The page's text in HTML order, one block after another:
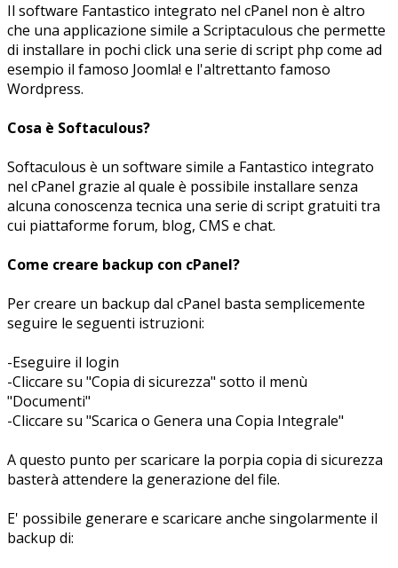
Il software Fantastico integrato nel cPanel non è altro
che una applicazione simile a Scriptaculous che permette
di installare in pochi click una serie di script php come ad
esempio il famoso Joomla! e l'altrettanto famoso
Wordpress.
Cosa è Softaculous?
Softaculous è un software simile a Fantastico integrato
nel cPanel grazie al quale è possibile installare senza
alcuna conoscenza tecnica una serie di script gratuiti tra
cui piattaforme forum, blog, CMS e chat.
Come creare backup con cPanel?
Per creare un backup dal cPanel basta semplicemente
seguire le seguenti istruzioni:
-Eseguire il login
-Cliccare su "Copia di sicurezza" sotto il menù
"Documenti"
-Cliccare su "Scarica o Genera una Copia Integrale"
A questo punto per scaricare la porpia copia di sicurezza
basterà attendere la generazione del file.
E' possibile generare e scaricare anche singolarmente il
backup di: